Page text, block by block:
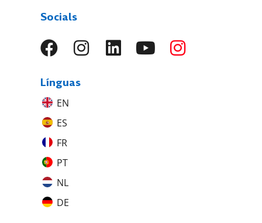
Socials
Línguas
EN
ES
FR
PT
NL
DE